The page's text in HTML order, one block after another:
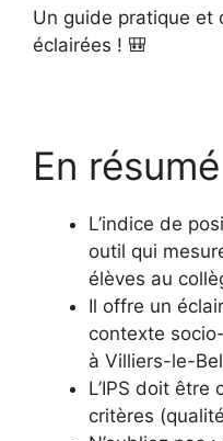
Un guide pratique et
éclairées ! 🎒
En
L’indice de
outil qui
élèves au
Il offre un
contexte
à Villiers-le-
L’IPS doit être
critères